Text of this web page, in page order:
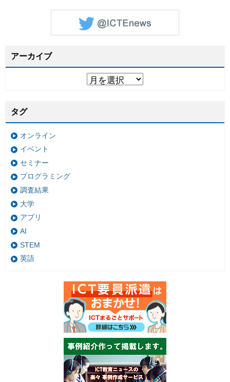
アーカイブ
タグ
オンライン
イベント
セミナー
プログラミング
調査結果
大学
アプリ
AI
STEM
英語